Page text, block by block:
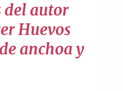
del autor
Huevos
anchoa y